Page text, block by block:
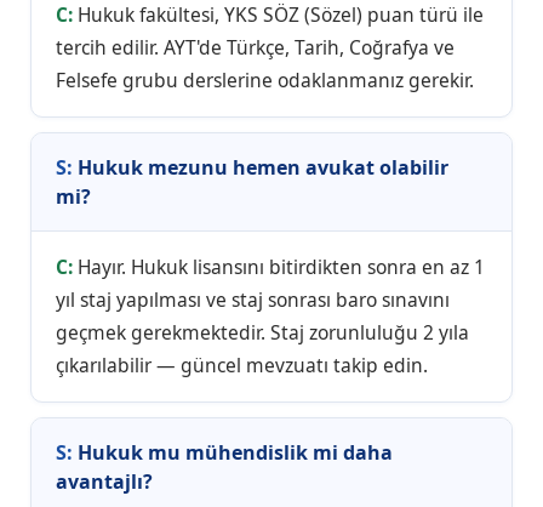
Hukuk fakültesi, YKS SÖZ (Sözel) puan türü ile
tercih edilir. AYT'de Türkçe, Tarih, Coğrafya ve
Felsefe grubu derslerine odaklanmanız gerekir.
Hukuk mezunu hemen avukat olabilir
mi?
Hayır. Hukuk lisansını bitirdikten sonra en az 1
yıl staj yapılması ve staj sonrası baro sınavını
geçmek gerekmektedir. Staj zorunluluğu 2 yıla
çıkarılabilir — güncel mevzuatı takip edin.
Hukuk mu mühendislik mi daha
avantajlı?